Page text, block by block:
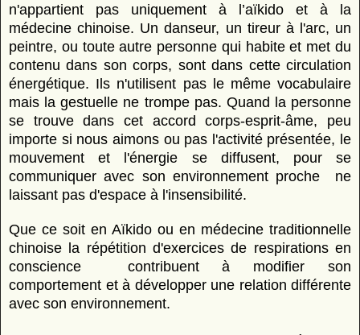
n'appartient pas uniquement à l’aïkido et à la
médecine chinoise. Un danseur, un tireur à l'arc, un
peintre, ou toute autre personne qui habite et met du
contenu dans son corps, sont dans cette circulation
énergétique. Ils n'utilisent pas le même vocabulaire
mais la gestuelle ne trompe pas. Quand la personne
se trouve dans cet accord corps-esprit-âme, peu
importe si nous aimons ou pas l'activité présentée, le
mouvement et l'énergie se diffusent, pour se
communiquer avec son environnement proche ne
laissant pas d'espace à l'insensibilité.
Que ce soit en Aïkido ou en médecine traditionnelle
chinoise la répétition d'exercices de respirations en
conscience contribuent à modifier son
comportement et à développer une relation différente
avec son environnement.